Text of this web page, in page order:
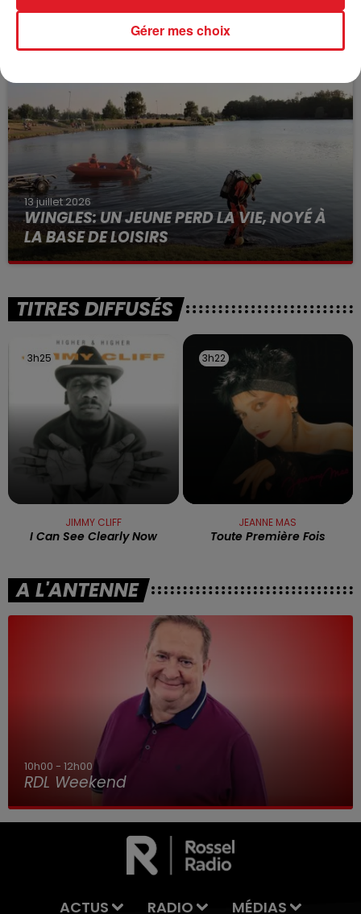
BÉTHUNE: ENQUÊTE POUR HOMICIDE
VOLONTAIRE EN COURS, APRÈS LA...
Selon les premiers éléments, le logement servait
13 juillet 2026
WINGLES: UN JEUNE PERD LA VIE, NOYÉ À
LA BASE DE LOISIRS
La victime a coulé à pic
TITRES DIFFUSÉS
3h25
3h25
JIMMY CLIFF
I Can See Clearly Now
3h22
3h22
JEANNE MAS
Toute Première Fois
A L'ANTENNE
10h00 - 12h00
RDL Weekend
ACTUS RADIO MÉDIAS
Gérer mes choix